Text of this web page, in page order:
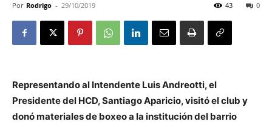
Por Rodrigo - 29/10/2019 0
43
Representando al Intendente Luis Andreotti, el
Presidente del HCD, Santiago Aparicio, visitó el club y
donó materiales de boxeo a la institución del barrio